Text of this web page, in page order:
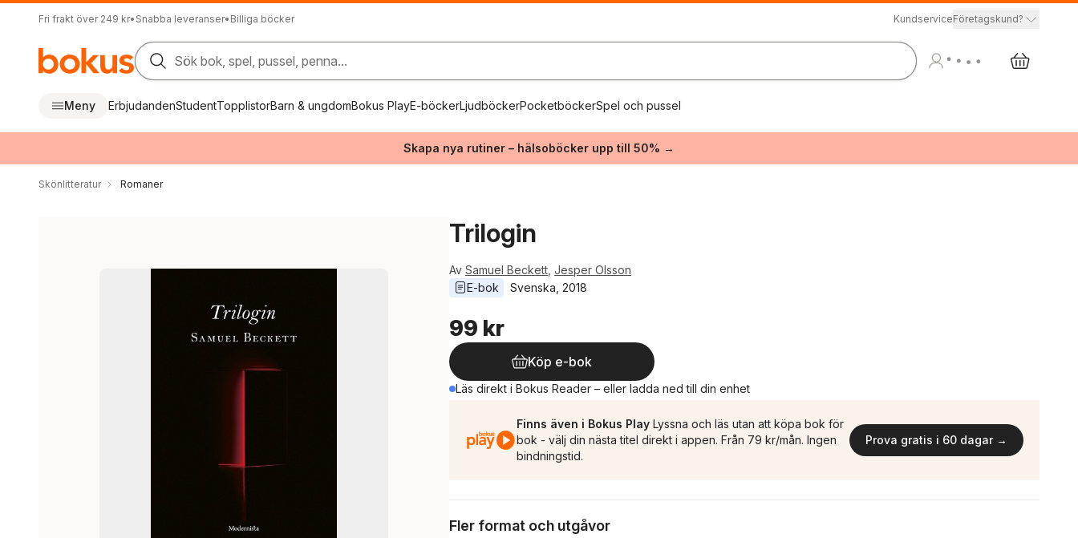
Fri frakt över 249 kr• Snabba leveranser• Billiga böcker KundserviceFöretagskund?
Sök bok, spel, pussel, penna...
Meny ErbjudandenStudentTopplistorBarn & ungdomBokus PlayE-böckerLjudböckerPocketböckerSpel och pussel
Skapa nya rutiner – hälsoböcker upp till 50% →
Skönlitteratur Romaner
Trilogin
Av Samuel Beckett Jesper Olsson
E-bok
Svenska 2018
99 kr
Köp e-bok
Läs direkt i Bokus Reader – eller ladda ned till din enhet
Finns även i Bokus Play Lyssna och läs utan att köpa bok för
bok - välj din nästa titel direkt i appen. Från 79 kr/mån. Ingen
bindningstid.
Prova gratis i 60 dagar →
Fler format och utgåvor